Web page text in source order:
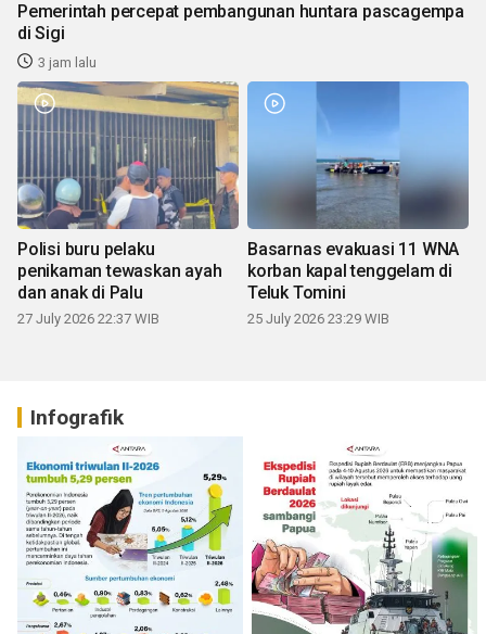
Pemerintah percepat pembangunan huntara pascagempa
di Sigi
3 jam lalu
Polisi buru pelaku
penikaman tewaskan ayah
dan anak di Palu
27 July 2026 22:37 WIB
Basarnas evakuasi 11 WNA
korban kapal tenggelam di
Teluk Tomini
25 July 2026 23:29 WIB
Infografik